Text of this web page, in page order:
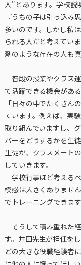
人"とあります。学校説
『うちの子は引っ込み
多いのです。しかし私
られる人だと考えてい
剤のような存在の人も真
普段の授業やクラス
て活躍できる機会がある
「日々の中でたくさん
ています。例えば、実
取り組んでいますし、
バーをどうするかを生
生徒が、クラスメート
していきます。
学校行事ほど考える
模感は大きくありませ
でトレーニングできます
そうして積み重ねた
す。井田先生が担任を
どの大きな役職経験者